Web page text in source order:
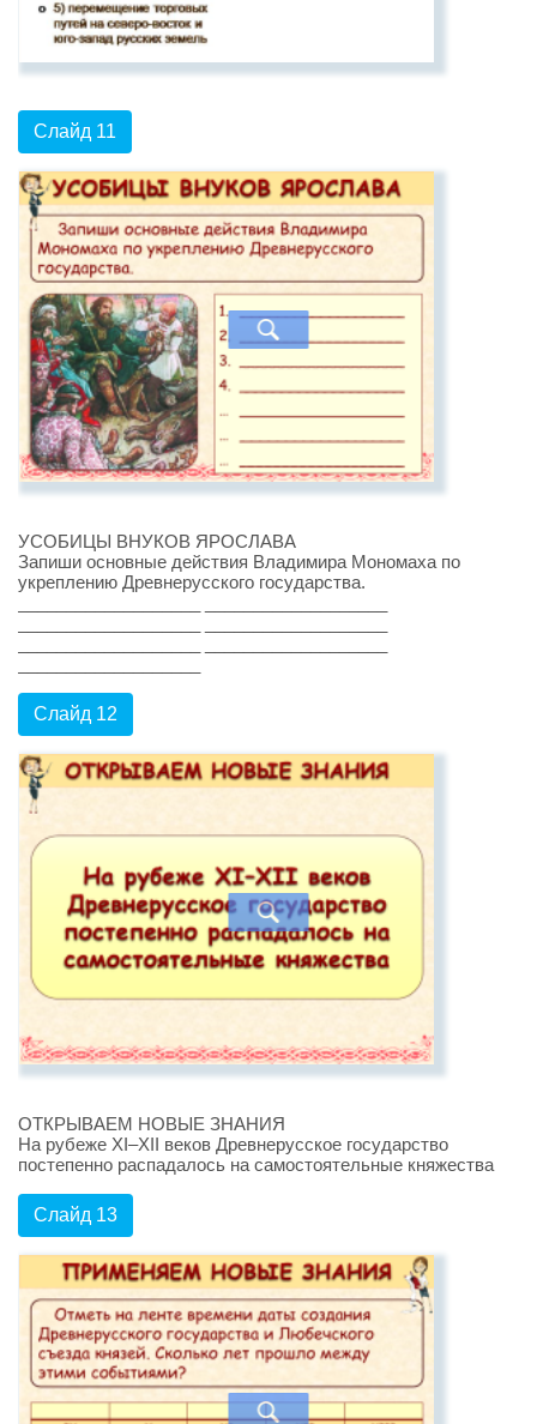
Слайд 11
УСОБИЦЫ ВНУКОВ ЯРОСЛАВА
Запиши основные действия Владимира Мономаха по
укреплению Древнерусского государства.
Слайд 12
ОТКРЫВАЕМ НОВЫЕ ЗНАНИЯ
На рубеже XI–XII веков Древнерусское государство
постепенно распадалось на самостоятельные княжества
Слайд 13